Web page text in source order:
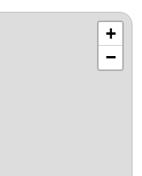
+
−